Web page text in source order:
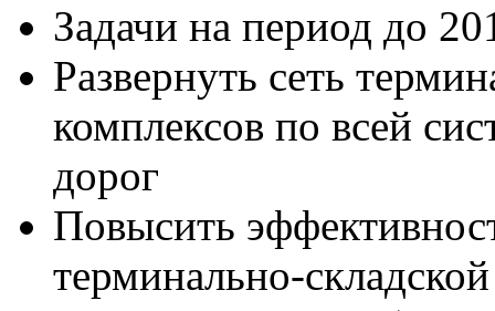
Задачи на период до
Развернуть сеть
комплексов по всей
дорог
Повысить
терминально-